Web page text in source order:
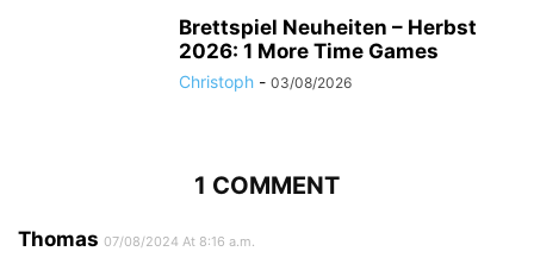
Brettspiel Neuheiten – Herbst
2026: 1 More Time Games
Christoph - 03/08/2026
1 COMMENT
Thomas 07/08/2024 At 8:16 a.m.